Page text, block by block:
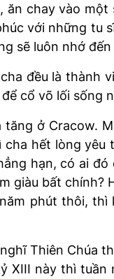
chay vào
với những tu
sẽ luôn nhớ
đều là thành
cổ võ lối sống
ở Cracow.
hết lòng
hạn, có ai
giàu bất
phút thôi,
Thiên Chúa
XIII này thì